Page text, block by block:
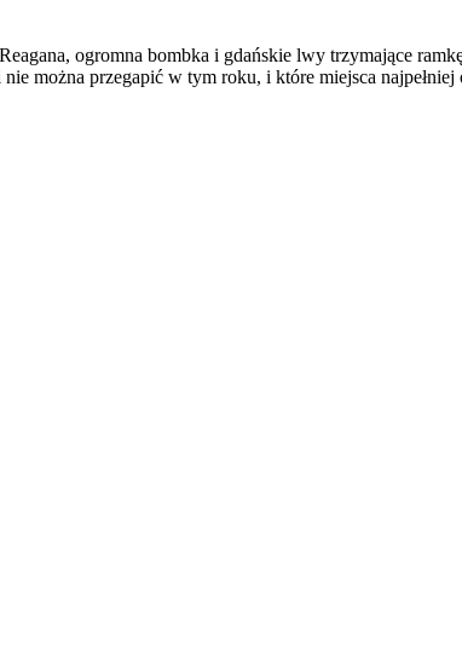
ogromna bombka i gdańskie lwy trzymające
można przegapić w tym roku, i które miejsca